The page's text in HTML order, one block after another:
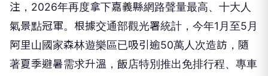
注，2026年再度拿下嘉義縣網路聲量最高、十大人
氣景點冠軍。根據交通部觀光署統計，今年1月至5月
阿里山國家森林遊樂區已吸引逾50萬人次造訪，隨
著夏季避暑需求升溫，飯店特別推出免排行程、專車